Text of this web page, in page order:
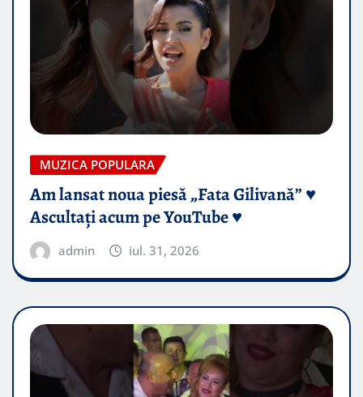
MUZICA POPULARA
Am lansat noua piesă „Fata Gilivană” ♥️
Ascultați acum pe YouTube ♥️
admin iul. 31, 2026